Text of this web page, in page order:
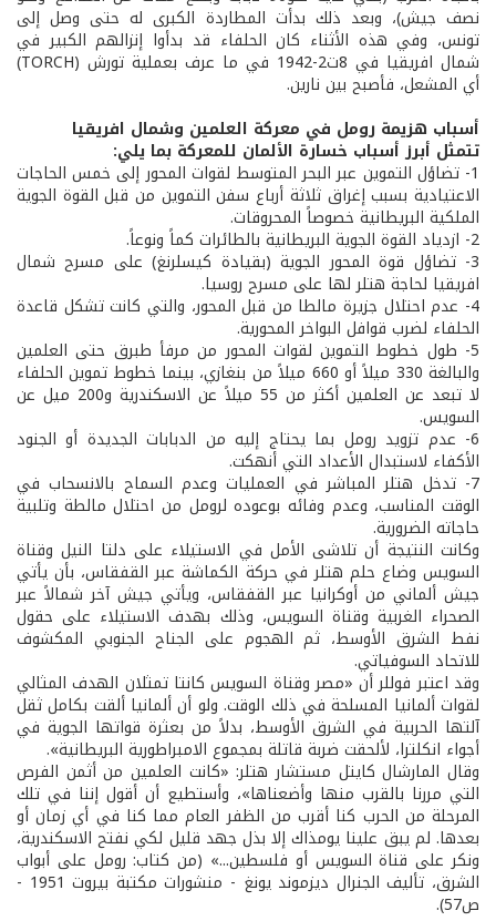
نصف جيش)، وبعد ذلك بدأت المطاردة الكبرى له حتى وصل إلى
تونس، وفي هذه الأثناء كان الحلفاء قد بدأوا إنزالهم الكبير في
شمال افريقيا في 8ت2-1942 في ما عرف بعملية تورش (TORCH)
أي المشعل، فأصبح بين نارين.
أسباب هزيمة رومل في معركة العلمين وشمال افريقيا
تتمثل أبرز أسباب خسارة الألمان للمعركة بما يلي:
1- تضاؤل التموين عبر البحر المتوسط لقوات المحور إلى خمس الحاجات
الاعتيادية بسبب إغراق ثلاثة أرباع سفن التموين من قبل القوة الجوية
الملكية البريطانية خصوصاً المحروقات.
2- ازدياد القوة الجوية البريطانية بالطائرات كماً ونوعاً.
3- تضاؤل قوة المحور الجوية (بقيادة كيسلرنغ) على مسرح شمال
افريقيا لحاجة هتلر لها على مسرح روسيا.
4- عدم احتلال جزيرة مالطا من قبل المحور، والتي كانت تشكل قاعدة
الحلفاء لضرب قوافل البواخر المحورية.
5- طول خطوط التموين لقوات المحور من مرفأ طبرق حتى العلمين
والبالغة 330 ميلاً أو 660 ميلاً من بنغازي، بينما خطوط تموين الحلفاء
لا تبعد عن العلمين أكثر من 55 ميلاً عن الاسكندرية و200 ميل عن
السويس.
6- عدم تزويد رومل بما يحتاج إليه من الدبابات الجديدة أو الجنود
الأكفاء لاستبدال الأعداد التي أنهكت.
7- تدخل هتلر المباشر في العمليات وعدم السماح بالانسحاب في
الوقت المناسب، وعدم وفائه بوعوده لرومل من احتلال مالطة وتلبية
حاجاته الضرورية.
وكانت النتيجة أن تلاشى الأمل في الاستيلاء على دلتا النيل وقناة
السويس وضاع حلم هتلر في حركة الكماشة عبر القفقاس، بأن يأتي
جيش ألماني من أوكرانيا عبر القفقاس، ويأتي جيش آخر شمالاً عبر
الصحراء الغربية وقناة السويس، وذلك بهدف الاستيلاء على حقول
نفط الشرق الأوسط، ثم الهجوم على الجناح الجنوبي المكشوف
للاتحاد السوفياتي.
وقد اعتبر فوللر أن «مصر وقناة السويس كانتا تمثلان الهدف المثالي
لقوات ألمانيا المسلحة في ذلك الوقت. ولو أن ألمانيا ألقت بكامل ثقل
آلتها الحربية في الشرق الأوسط، بدلاً من بعثرة قواتها الجوية في
أجواء انكلترا، لألحقت ضربة قاتلة بمجموع الامبراطورية البريطانية».
وقال المارشال كايتل مستشار هتلر: «كانت العلمين من أثمن الفرص
التي مررنا بالقرب منها وأضعناها»، وأستطيع أن أقول إننا في تلك
المرحلة من الحرب كنا أقرب من الظفر العام مما كنا في أي زمان أو
بعدها. لم يبق علينا يومذاك إلا بذل جهد قليل لكي نفتح الاسكندرية،
ونكر على قناة السويس أو فلسطين...» (من كتاب: رومل على أبواب
الشرق، تأليف الجنرال ديزموند يونغ - منشورات مكتبة بيروت 1951 -
ص57).